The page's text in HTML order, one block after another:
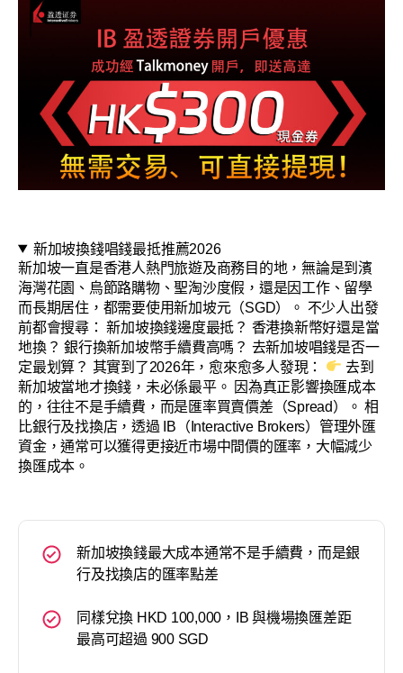
新加坡換錢唱錢最抵推薦2026
新加坡一直是香港人熱門旅遊及商務目的地，無論是到濱
海灣花園、烏節路購物、聖淘沙度假，還是因工作、留學
而長期居住，都需要使用新加坡元（SGD）。 不少人出發
前都會搜尋： 新加坡換錢邊度最抵？ 香港換新幣好還是當
地換？ 銀行換新加坡幣手續費高嗎？ 去新加坡唱錢是否一
定最划算？ 其實到了2026年，愈來愈多人發現：
去到
新加坡當地才換錢，未必係最平。 因為真正影響換匯成本
的，往往不是手續費，而是匯率買賣價差（Spread）。 相
比銀行及找換店，透過 IB（Interactive Brokers）管理外匯
資金，通常可以獲得更接近市場中間價的匯率，大幅減少
換匯成本。
新加坡換錢最大成本通常不是手續費，而是銀
行及找換店的匯率點差
同樣兌換 HKD 100,000，IB 與機場換匯差距
最高可超過 900 SGD